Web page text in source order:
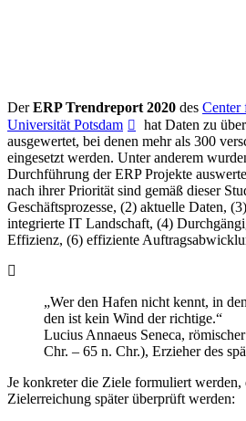
DerERP Trendreport 2020 des Center
Universität Potsdam
hat Daten zu
ausgewertet, bei denen mehr als 300
eingesetzt werden. Unter anderem
Durchführung der ERP Projekte
nach ihrer Priorität sind gemäß dieser
Geschäftsprozesse, (2) aktuelle Daten,
integrierte IT Landschaft, (4)
Effizienz, (6) effiziente
„Wer den Hafen nicht kennt, in
den ist kein Wind der richtige.“
Lucius Annaeus Seneca,
Chr. – 65 n. Chr.), Erzieher des
Je konkreter die Ziele formuliert werden,
Zielerreichung später überprüft werden: